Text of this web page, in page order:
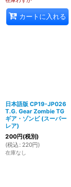
カートに入れる
日本語版 CP19-JP026
T.G. Gear Zombie TG
ギア・ゾンビ (スーパー
レア)
200円(税別)
(税込 : 220円)
在庫なし